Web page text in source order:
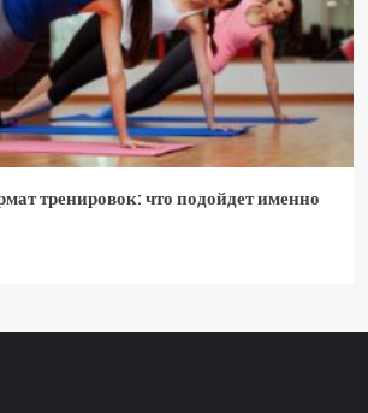
тренировок: что подойдет именно